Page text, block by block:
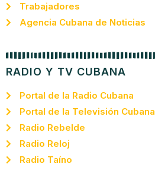
Trabajadores
Agencia Cubana de Noticias
RADIO Y TV CUBANA
Portal de la Radio Cubana
Portal de la Televisión Cubana
Radio Rebelde
Radio Reloj
Radio Taíno